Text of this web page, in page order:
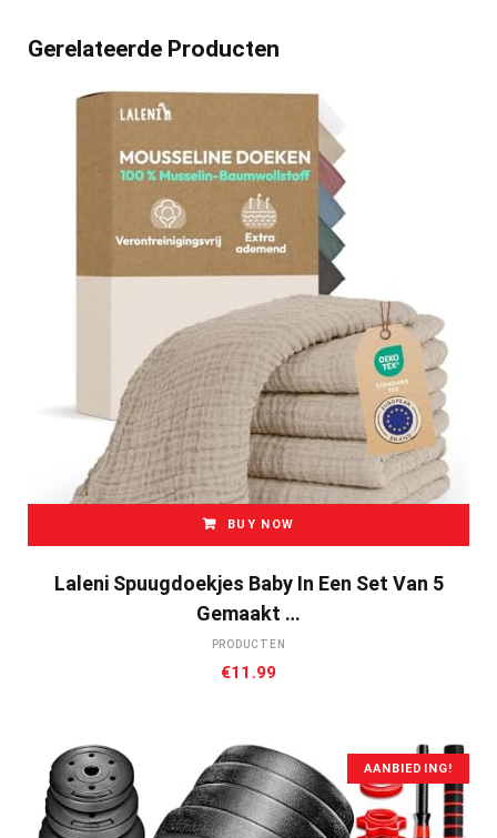
Gerelateerde Producten
BUY NOW
Laleni Spuugdoekjes Baby In Een Set Van 5
Gemaakt …
PRODUCTEN
€11.99
AANBIEDING!